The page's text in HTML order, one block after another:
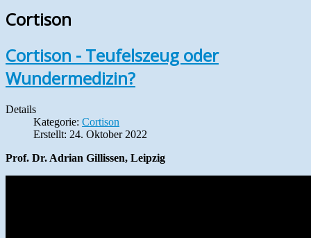
Cortison
Cortison - Teufelszeug oder
Wundermedizin?
Details
Kategorie: Cortison
Erstellt: 24. Oktober 2022
Prof. Dr. Adrian Gillissen, Leipzig